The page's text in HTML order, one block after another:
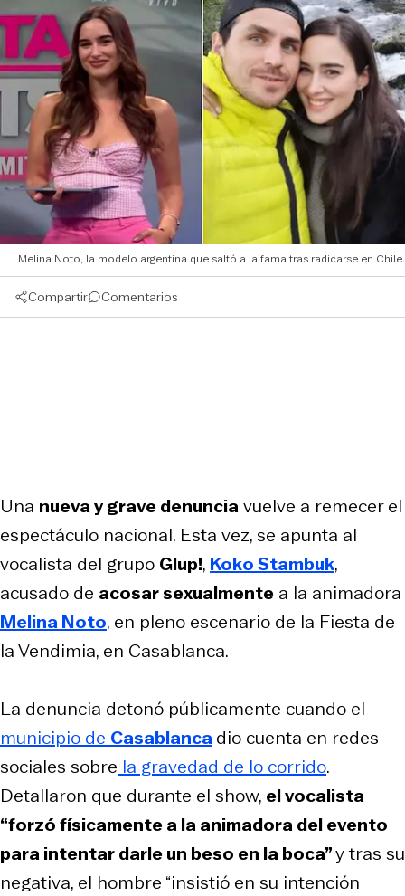
Melina Noto, la modelo argentina que saltó a la fama tras radicarse en Chile.
Compartir Comentarios
Una nueva y grave denunciavuelve a remecer el
espectáculo nacional. Esta vez, se apunta al
vocalista del grupo Glup!, Koko Stambuk,
acusado de acosar sexualmente a la animadora
Melina Noto, en pleno escenario de la Fiesta de
la Vendimia, en Casablanca.
La denuncia detonó públicamente cuando el
municipio de Casablancadio cuenta en redes
sociales sobre la gravedad de lo corrido.
Detallaron que durante el show, el vocalista
“forzó físicamente a la animadora del evento
para intentar darle un beso en la boca”y tras su
negativa, el hombre “insistió en su intención